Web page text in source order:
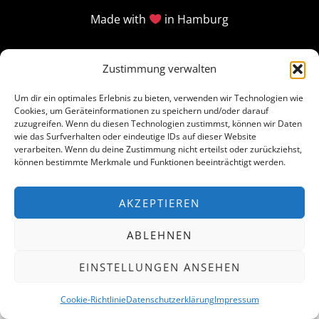
Zustimmung verwalten
Um dir ein optimales Erlebnis zu bieten, verwenden wir Technologien wie
Cookies, um Geräteinformationen zu speichern und/oder darauf
zuzugreifen. Wenn du diesen Technologien zustimmst, können wir Daten
wie das Surfverhalten oder eindeutige IDs auf dieser Website
verarbeiten. Wenn du deine Zustimmung nicht erteilst oder zurückziehst,
können bestimmte Merkmale und Funktionen beeinträchtigt werden.
AKZEPTIEREN
ABLEHNEN
EINSTELLUNGEN ANSEHEN
Cookie-RichtlinieDatenschutzerklärungImpressum
Made with in Hamburg